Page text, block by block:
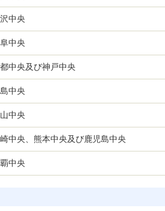
中央
中央
中央及び神戸中央
中央
中央
中央、熊本中央及び鹿児島中央
中央